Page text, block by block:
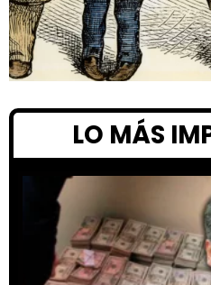
LO MÁS